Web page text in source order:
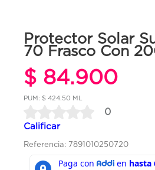
Protector Solar
70 Frasco Con
$ 84.900
PUM: $ 424.50 ML
0
Calificar
Referencia: 7891010250720